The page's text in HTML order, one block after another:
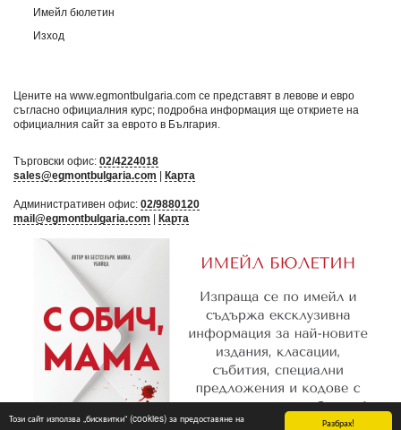
Разбрах!
Този сайт използва „бисквитки“ (cookies) за предоставяне на
Имейл бюлетин
Изход
Цените на www.egmontbulgaria.com се представят в левове и евро
съгласно официалния курс; подробна информация ще откриете на
официалния сайт за еврото в България
Търговски офис: 02/4224018
sales@egmontbulgaria.com | Карта
Административен офис: 02/9880120
mail@egmontbulgaria.com | Карта